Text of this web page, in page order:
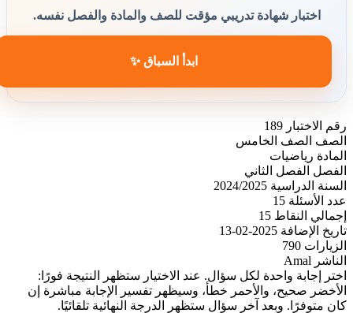
اختبار شهادة تدريبي مؤقت للصف والمادة والفصل نفسه.
ابدأ السباق ✨
رقم الاختبار 189
الصف
الصف الخامس
المادة رياضيات
الفصل
الفصل الثاني
السنة الدراسية 2024/2025
عدد الأسئلة 15
إجمالي النقاط 15
تاريخ الإضافة 2025-02-13
الزيارات 790
الناشر Amal
اختر إجابة واحدة لكل سؤال. عند الاختيار ستظهر النتيجة فورًا:
الأخضر صحيح، والأحمر خطأ، وسيظهر تفسير الإجابة مباشرة إن
كان متوفرًا. وبعد آخر سؤال ستظهر الدرجة النهائية تلقائيًا.